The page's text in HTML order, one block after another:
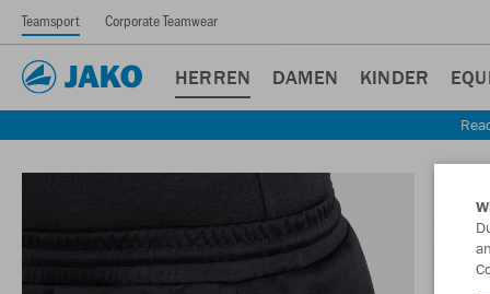
Teamsport Corporate Teamwear
HERREN DAMEN KINDER